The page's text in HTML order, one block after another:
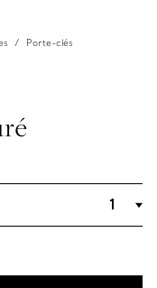
Porte-clés